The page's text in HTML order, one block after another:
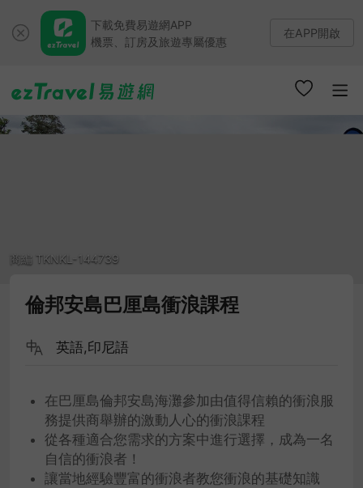
下載免費易遊網APP
機票、訂房及旅遊專屬優惠
在APP開啟
商編 TKNKL-144739
倫邦安島巴厘島衝浪課程
英語,印尼語
在巴厘島倫邦安島海灘參加由值得信賴的衝浪服
務提供商舉辦的激動人心的衝浪課程
從各種適合您需求的方案中進行選擇，成為一名
自信的衝浪者！
讓當地經驗豐富的衝浪者教您衝浪的基礎知識